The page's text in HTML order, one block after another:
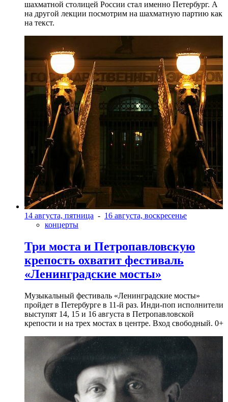
шахматной столицей России стал именно Петербург. А
на другой лекции посмотрим на шахматную партию как
на текст.
14 августа, пятница - 16 августа, воскресенье
концерты
Три моста и Петропавловскую
крепость охватит фестиваль
«Ленинградские мосты»
Музыкальный фестиваль «Ленинградские мосты»
пройдет в Петербурге в 11-й раз. Инди-поп исполнители
выступят 14, 15 и 16 августа в Петропавловской
крепости и на трех мостах в центре. Вход свободный. 0+